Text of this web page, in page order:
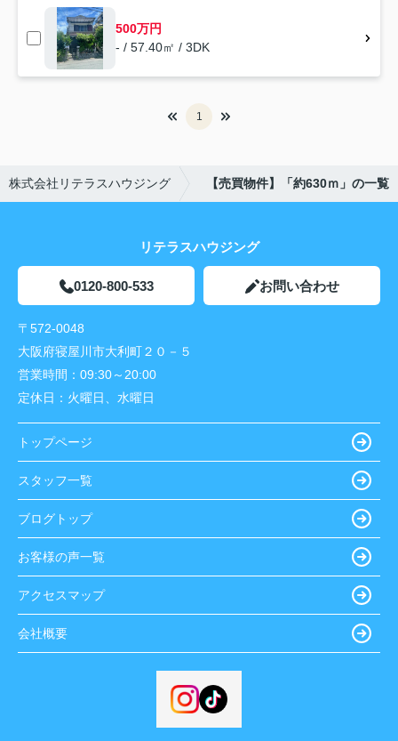
500万円
- / 57.40㎡ / 3DK
1
株式会社リテラスハウジング 【売買物件】「約630ｍ」の一覧
リテラスハウジング
0120-800-533 お問い合わせ
〒572-0048
大阪府寝屋川市大利町２０－５
営業時間： 09:30～20:00
定休日： 火曜日、水曜日
トップページ
スタッフ一覧
ブログトップ
お客様の声一覧
アクセスマップ
会社概要